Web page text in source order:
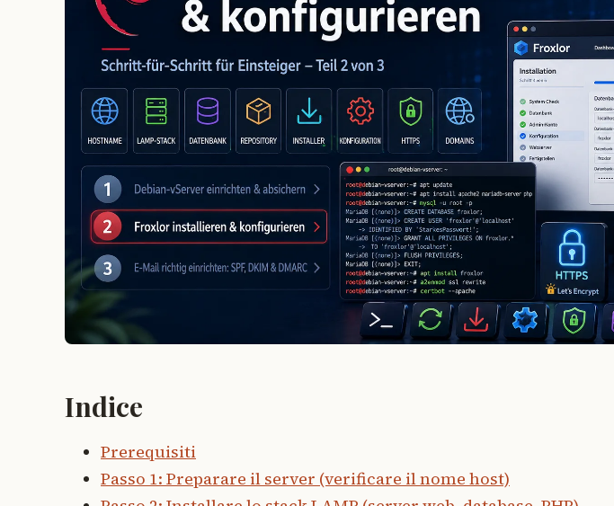
Indice
Prerequisiti
Passo 1: Preparare il server (verificare il nome host)